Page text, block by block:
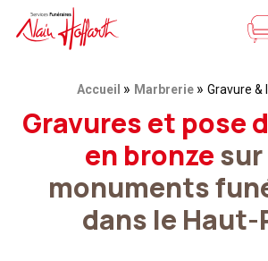
Alain Hoffarth Services funéraires
Fil d'Ariane :Accueil » Marbrerie » Gravure &
Gravures et pose
en bronze
monuments
dans le Haut-